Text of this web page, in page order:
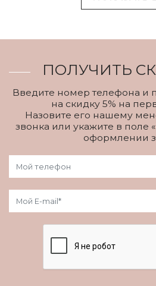
ПОЛУЧИТЬ
Введите номер телефона и
на скидку 5% на
Назовите его нашему
звонка или укажите в поле
оформлении